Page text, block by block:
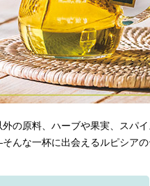
の原料、ハーブや果実、スパ
な一杯に出会えるルピシア